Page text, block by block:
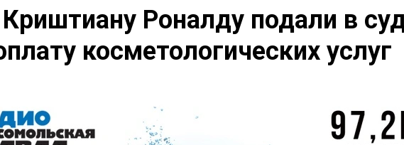
Роналду подали в
косметологических услуг